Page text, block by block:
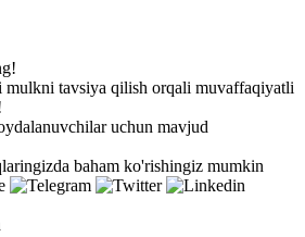
mulkni tavsiya qilish orqali muvaffaqiyatli
uchun mavjud
baham ko'rishingiz mumkin